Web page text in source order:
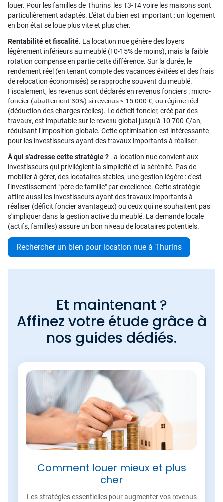
louer. Pour les familles de Thurins, les T3-T4 voire les maisons sont
particulièrement adaptés. L'état du bien est important : un logement
en bon état se loue plus vite et plus cher.
Rentabilité et fiscalité. La location nue génère des loyers
légèrement inférieurs au meublé (10-15% de moins), mais la faible
rotation compense en partie cette différence. Sur la durée, le
rendement réel (en tenant compte des vacances évitées et des frais
de relocation économisés) se rapproche souvent du meublé.
Fiscalement, les revenus sont déclarés en revenus fonciers : micro-
foncier (abattement 30%) si revenus < 15 000 €, ou régime réel
(déduction des charges réelles). Le déficit foncier, créé par des
travaux, est imputable sur le revenu global jusqu'à 10 700 €/an,
réduisant l'imposition globale. Cette optimisation est intéressante
pour les investisseurs ayant des travaux importants à réaliser.
À qui s'adresse cette stratégie ? La location nue convient aux
investisseurs qui privilégient la simplicité et la sérénité. Pas de
mobilier à gérer, des locataires stables, une gestion légère : c'est
l'investissement "père de famille" par excellence. Cette stratégie
attire aussi les investisseurs ayant des travaux importants à
réaliser (déficit foncier avantageux) ou ceux qui ne souhaitent pas
s'impliquer dans la gestion active du meublé. La demande locale
(actifs, familles) assure un bon niveau de locataires potentiels.
Rechercher un bien pour location nue à Thurins
Et maintenant ?
Affinez votre étude grâce à
nos guides dédiés.
Comment louer mieux et plus
cher
Les stratégies essentielles pour augmenter vos revenus